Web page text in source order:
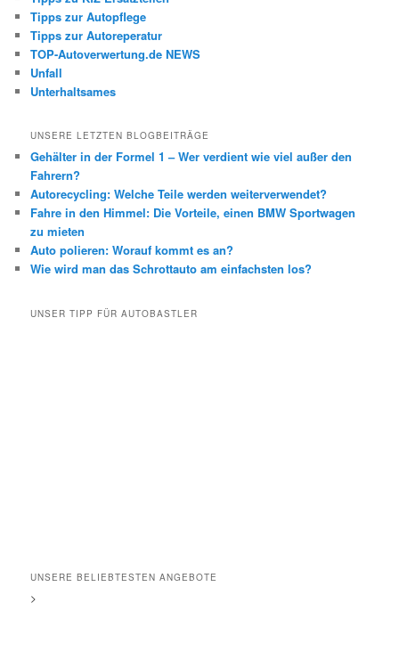
Tipps zur Autopflege
Tipps zur Autoreperatur
TOP-Autoverwertung.de NEWS
Unfall
Unterhaltsames
UNSERE LETZTEN BLOGBEITRÄGE
Gehälter in der Formel 1 – Wer verdient wie viel außer den
Fahrern?
Autorecycling: Welche Teile werden weiterverwendet?
Fahre in den Himmel: Die Vorteile, einen BMW Sportwagen
zu mieten
Auto polieren: Worauf kommt es an?
Wie wird man das Schrottauto am einfachsten los?
UNSER TIPP FÜR AUTOBASTLER
UNSERE BELIEBTESTEN ANGEBOTE
>